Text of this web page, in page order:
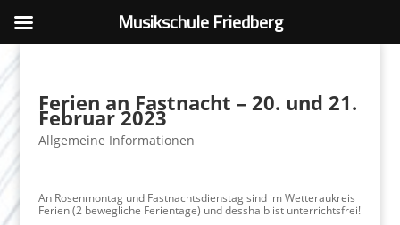
Ferien an Fastnacht – 20. und 21.
Februar 2023
Allgemeine Informationen
An Rosenmontag und Fastnachtsdienstag sind im Wetteraukreis
Ferien (2 bewegliche Ferientage) und desshalb ist unterrichtsfrei!
Musikschule Friedberg